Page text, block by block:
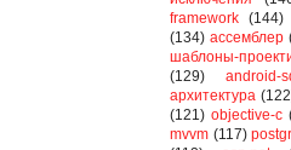
framework (144)
(134) ассемблер
шаблоны-
(129)
android-
архитектура
(121) objective-c
mvvm (117)